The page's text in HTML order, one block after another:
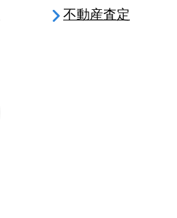
不動産査定